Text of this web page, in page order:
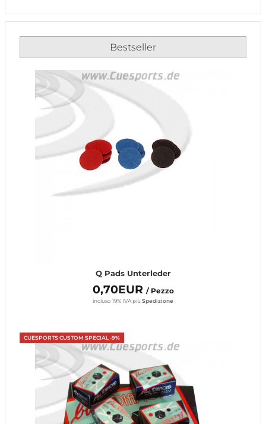
Bestseller
Q Pads Unterleder
0,70EUR / Pezzo
incluso 19% IVA piùSpedizione
CUESPORTS CUSTOM SPECIAL -9%